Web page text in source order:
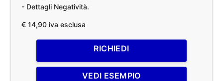
- Dettagli Negatività.
€ 14,90 iva esclusa
RICHIEDI
VEDI ESEMPIO